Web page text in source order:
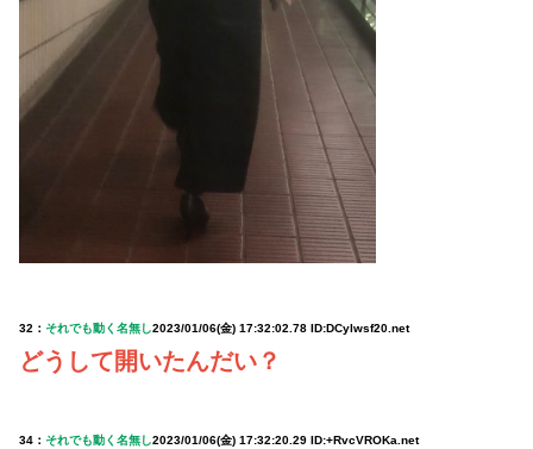
32： それでも動く名無し2023/01/06(金) 17:32:02.78 ID:DCylwsf20.net
どうして開いたんだい？
34： それでも動く名無し2023/01/06(金) 17:32:20.29 ID:+RvcVROKa.net